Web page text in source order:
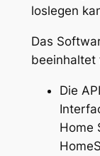
loslegen
Das
beeinhaltet
Die
Home